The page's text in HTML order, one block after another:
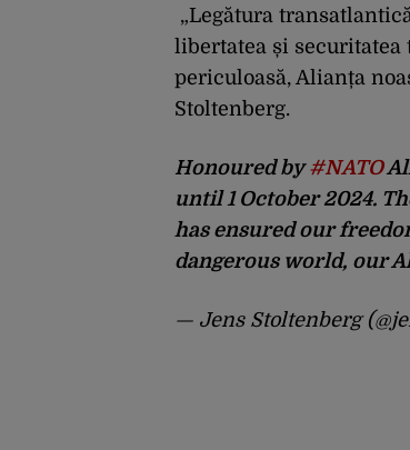
„Legătura
libertatea și securitatea
periculoasă, Alianța
Stoltenberg.
Honoured by#NATO
until 1 October 2024.
has ensured our
dangerous world, our
— Jens Stoltenberg